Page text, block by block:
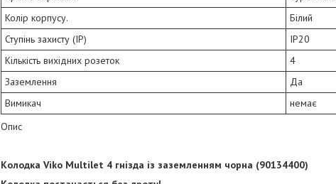
Колір корпусу.
Білий
Ступінь захисту (IP)
IP20
Кількість вихідних розеток
4
Заземлення
Да
Вимикач
немає
Опис
Колодка Viko Multilet 4 гнізда із заземленням чорна (90134400)